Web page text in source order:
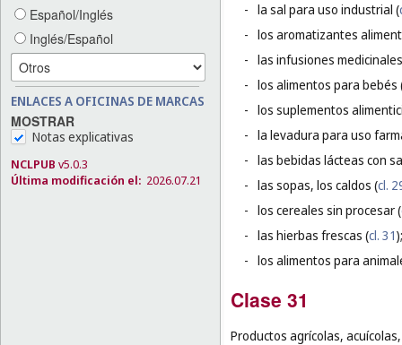
Español/Inglés
Inglés/Español
ENLACES A OFICINAS DE MARCAS
MOSTRAR
Notas explicativas
NCLPUB v5.0.3
Última modificación el: 2026.07.21
- la sal para uso industrial (
- los aromatizantes
- las infusiones
- los alimentos para bebés
- los suplementos
- la levadura para uso
- las bebidas lácteas con
- las sopas, los caldos (cl.
- los cereales sin procesar (
- las hierbas frescas (cl. 31);
- los alimentos para
Clase 31
Productos agrícolas,